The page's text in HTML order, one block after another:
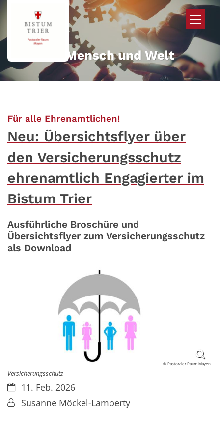
Zum Inhalt springen
Mehr für Mensch und Welt
Für alle Ehrenamtlichen!:
Neu: Übersichtsflyer über
den Versicherungsschutz
ehrenamtlich Engagierter im
Bistum Trier
Ausführliche Broschüre und
Übersichtsflyer zum Versicherungsschutz
als Download
© Pastoraler Raum Mayen
Versicherungsschutz
Datum:11. Feb. 2026
Von:Susanne Möckel-Lamberty